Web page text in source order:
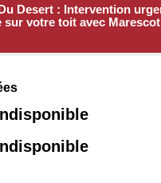
Desert : Intervention
sur votre toit avec Marescot